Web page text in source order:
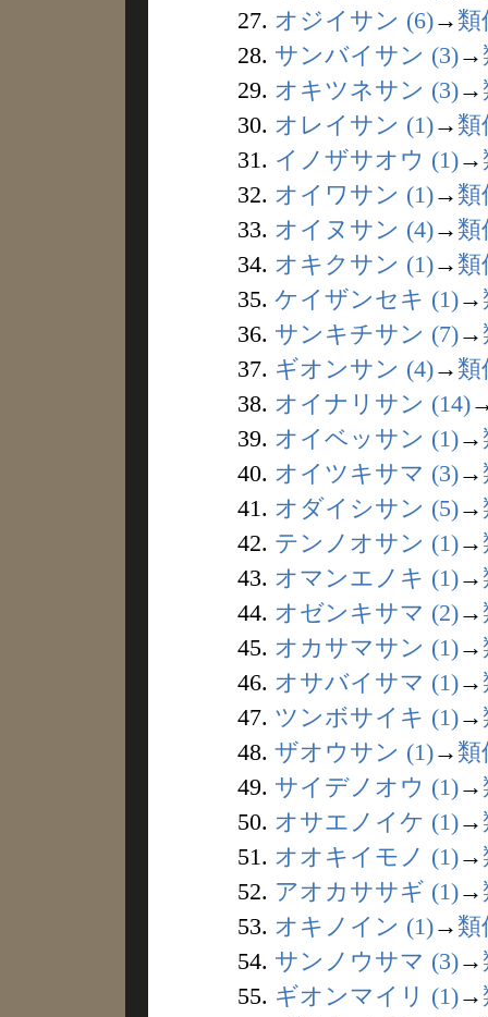
27. オジイサン (6)→ 類
28. サンバイサン (3)→
29. オキツネサン (3)→
30. オレイサン (1)→ 類
31. イノザサオウ (1)→
32. オイワサン (1)→ 類
33. オイヌサン (4)→ 類
34. オキクサン (1)→ 類
35. ケイザンセキ (1)→
36. サンキチサン (7)→
37. ギオンサン (4)→ 類
38. オイナリサン (14)
39. オイベッサン (1)→
40. オイツキサマ (3)→
41. オダイシサン (5)→
42. テンノオサン (1)→
43. オマンエノキ (1)→
44. オゼンキサマ (2)→
45. オカサマサン (1)→
46. オサバイサマ (1)→
47. ツンボサイキ (1)→
48. ザオウサン (1)→ 類
49. サイデノオウ (1)→
50. オサエノイケ (1)→
51. オオキイモノ (1)→
52. アオカササギ (1)→
53. オキノイン (1)→ 類
54. サンノウサマ (3)→
55. ギオンマイリ (1)→